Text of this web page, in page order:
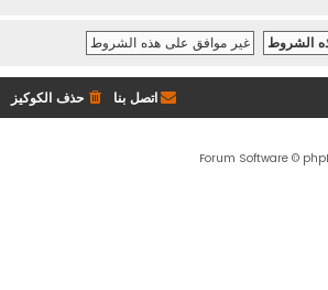
حذف الكوكيز اتصل بنا